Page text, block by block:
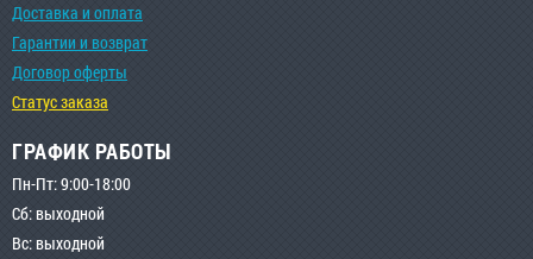
Доставка и оплата
Гарантии и возврат
Договор оферты
Статус заказа
ГРАФИК РАБОТЫ
Пн-Пт: 9:00-18:00
Сб: выходной
Вс: выходной